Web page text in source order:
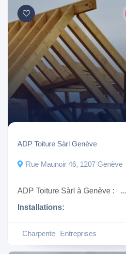
ADP Toiture Sàrl Genève
Rue Maunoir 46, 1207 Genève
ADP Toiture Sàrl à Genève : ...
Installations:
Charpente Entreprises